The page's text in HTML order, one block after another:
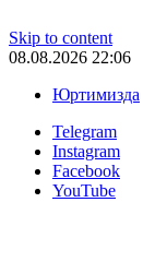
Skip to content
08.08.2026 22:06
Юртимизда
Telegram
Instagram
Facebook
YouTube